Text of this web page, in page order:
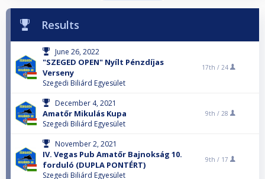
Results
June 26, 2022
"SZEGED OPEN" Nyílt Pénzdíjas
Verseny
Szegedi Biliárd Egyesület
17th / 24
December 4, 2021
Amatőr Mikulás Kupa
Szegedi Biliárd Egyesület
9th / 28
November 2, 2021
IV. Vegas Pub Amatőr Bajnokság 10.
forduló (DUPLA PONTÉRT)
Szegedi Biliárd Egyesület
9th / 17